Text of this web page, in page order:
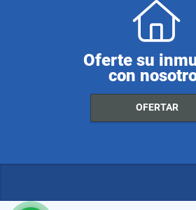
Oferte su
con
OFERTAR